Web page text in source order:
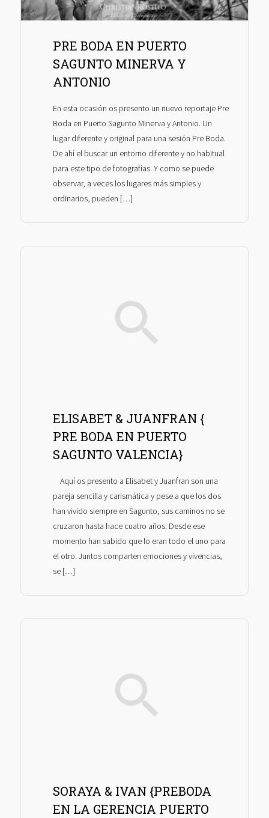
PRE BODA EN PUERTO
SAGUNTO MINERVA Y
ANTONIO
En esta ocasión os presento un nuevo reportaje Pre
Boda en Puerto Sagunto Minerva y Antonio. Un
lugar diferente y original para una sesión Pre Boda.
De ahí el buscar un entorno diferente y no habitual
para este tipo de fotografías. Y como se puede
observar, a veces los lugares más simples y
ordinarios, pueden […]
ELISABET & JUANFRAN {
PRE BODA EN PUERTO
SAGUNTO VALENCIA}
Aquí os presento a Elisabet y Juanfran son una
pareja sencilla y carismática y pese a que los dos
han vivido siempre en Sagunto, sus caminos no se
cruzaron hasta hace cuatro años. Desde ese
momento han sabido que lo eran todo el uno para
el otro. Juntos comparten emociones y vivencias,
se […]
SORAYA & IVAN {PREBODA
EN LA GERENCIA PUERTO